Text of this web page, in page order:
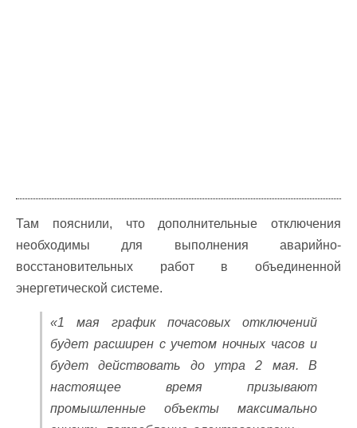
Там пояснили, что дополнительные отключения
необходимы для выполнения аварийно-
восстановительных работ в объединенной
энергетической системе.
«1 мая график почасовых отключений
будет расширен с учетом ночных часов и
будет действовать до утра 2 мая. В
настоящее время призывают
промышленные объекты максимально